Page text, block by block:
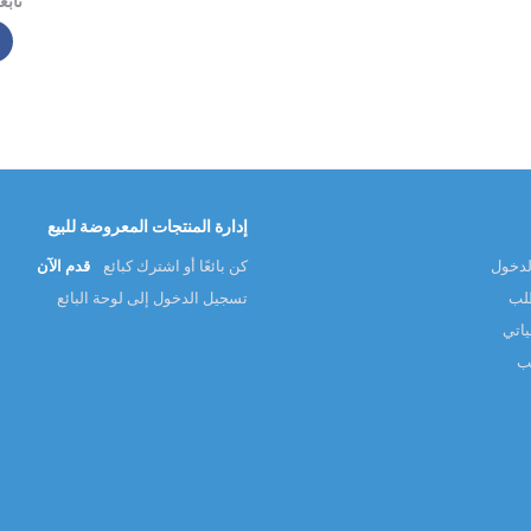
إدارة المنتجات المعروضة للبيع
كن بائعًا أو اشترك كبائع
قدم الآن
تسجيل الدخول إلى لوحة البائع